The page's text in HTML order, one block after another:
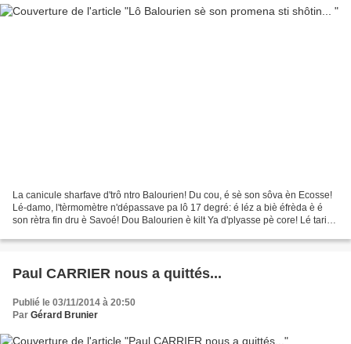
La canicule sharfave d'trô ntro Balourien! Du cou, é sè son sôva èn Ecosse!
Lé-damo, l'tèrmomètre n'dépassave pa lô 17 degré: é léz a biè éfrèda è é
son rètra fin dru è Savoé! Dou Balourien è kilt Ya d'plyasse pè core! Lé tarine
Paul CARRIER nous a quittés...
Publié le 03/11/2014 à 20:50
Par Gérard Brunier